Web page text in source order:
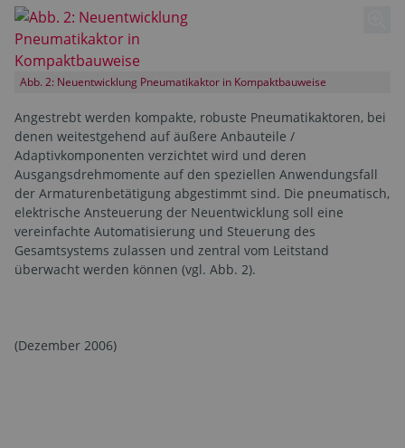
Abb. 2: Neuentwicklung Pneumatikaktor in Kompaktbauweise
Angestrebt werden kompakte, robuste Pneumatikaktoren, bei
denen weitestgehend auf äußere Anbauteile /
Adaptivkomponenten verzichtet wird und deren
Ausgangsdrehmomente auf den speziellen Anwendungsfall
der Armaturenbetätigung abgestimmt sind. Die pneumatisch,
elektrische Ansteuerung der Neuentwicklung soll eine
vereinfachte Automatisierung und Steuerung des
Gesamtsystems zulassen und zentral vom Leitstand
überwacht werden können (vgl. Abb. 2).
(Dezember 2006)